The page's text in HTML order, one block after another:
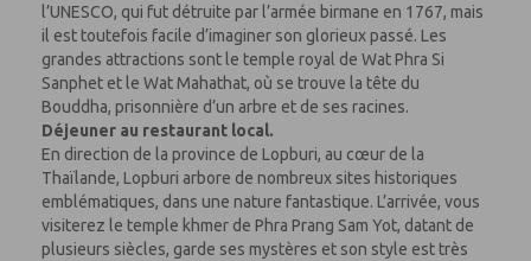
l’UNESCO, qui fut détruite par l’armée birmane en 1767, mais
il est toutefois facile d’imaginer son glorieux passé. Les
grandes attractions sont le temple royal de Wat Phra Si
Sanphet et le Wat Mahathat, où se trouve la tête du
Bouddha, prisonnière d’un arbre et de ses racines.
Déjeuner au restaurant local.
En direction de la province de Lopburi, au cœur de la
Thaïlande, Lopburi arbore de nombreux sites historiques
emblématiques, dans une nature fantastique. L’arrivée, vous
visiterez le temple khmer de Phra Prang Sam Yot, datant de
plusieurs siècles, garde ses mystères et son style est très